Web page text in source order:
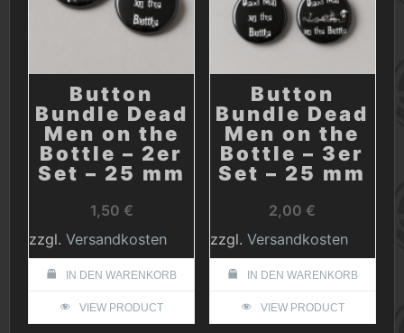
Button
Bundle Dead
Men on the
Bottle – 2er
Set – 25 mm
1,50 €
zzgl. Versandkosten
IN DEN WARENKORB
VIEW PRODUCT
Button
Bundle Dead
Men on the
Bottle – 3er
Set – 25 mm
2,00€
zzgl. Versandkosten
IN DEN WARENKORB
VIEW PRODUCT